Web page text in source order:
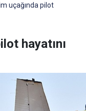
uçağında pilot
hayatını